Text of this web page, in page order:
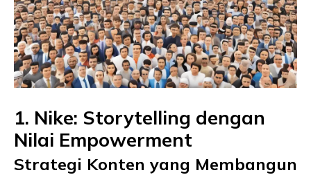
1. Nike: Storytelling dengan
Nilai Empowerment
Strategi Konten yang Membangun